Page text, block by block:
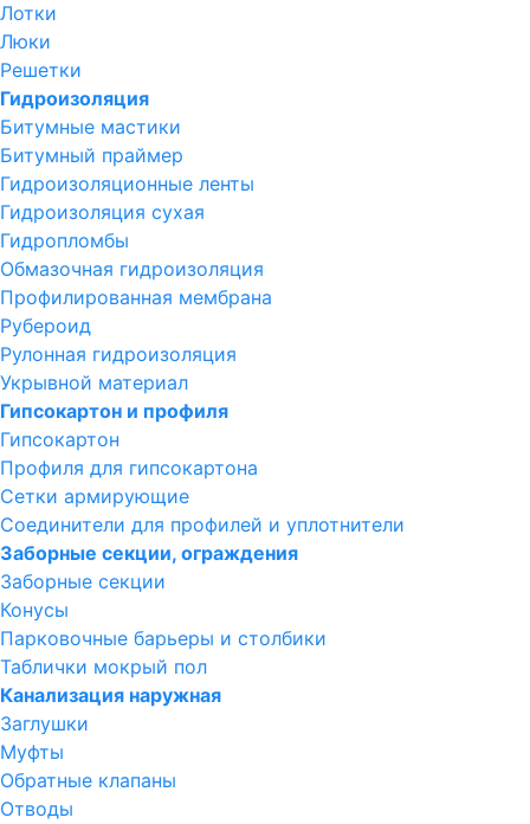
Лотки
Люки
Решетки
Гидроизоляция
Битумные мастики
Битумный праймер
Гидроизоляционные ленты
Гидроизоляция сухая
Гидропломбы
Обмазочная гидроизоляция
Профилированная мембрана
Рубероид
Рулонная гидроизоляция
Укрывной материал
Гипсокартон и профиля
Гипсокартон
Профиля для гипсокартона
Сетки армирующие
Соединители для профилей и уплотнители
Заборные секции, ограждения
Заборные секции
Конусы
Парковочные барьеры и столбики
Таблички мокрый пол
Канализация наружная
Заглушки
Муфты
Обратные клапаны
Отводы